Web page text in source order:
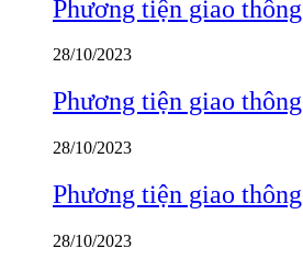
Phương tiện giao thông
28/10/2023
Phương tiện giao thông
28/10/2023
Phương tiện giao thông
28/10/2023